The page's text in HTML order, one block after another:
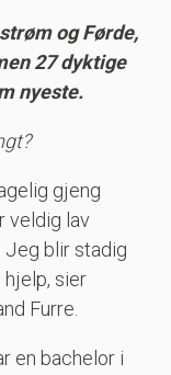
og Førde,
27 dyktige
nyeste.
gjeng
veldig lav
Jeg blir stadig
sier
Furre.
en bachelor i